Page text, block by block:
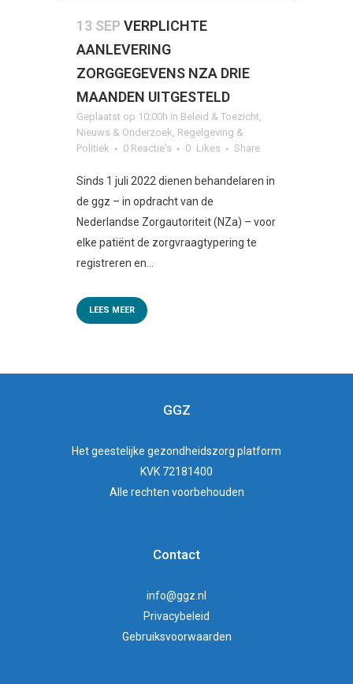
13 SEP VERPLICHTE
AANLEVERING
ZORGGEGEVENS NZA DRIE
MAANDEN UITGESTELD
Geplaatst op 10:00h in Beleid & Toezicht,
Nieuws & Onderzoek, Regelgeving &
Politiek
0 Reactie's 0 Likes Share
Sinds 1 juli 2022 dienen behandelaren in
de ggz – in opdracht van de
Nederlandse Zorgautoriteit (NZa) – voor
elke patiënt de zorgvraagtypering te
registreren en...
LEES MEER
GGZ
Hetgeestelijke gezondheidszorg platform
KVK 72181400
Alle rechten voorbehouden
Contact
info@ggz.nl
Privacybeleid
Gebruiksvoorwaarden